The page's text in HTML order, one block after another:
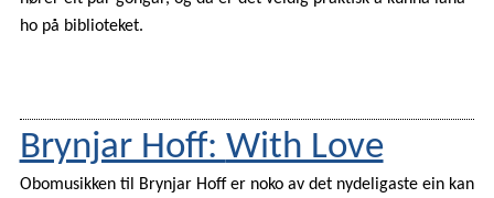
ho på biblioteket.
Brynjar Hoff: With Love
Obomusikken til Brynjar Hoff er noko av det nydeligaste ein kan